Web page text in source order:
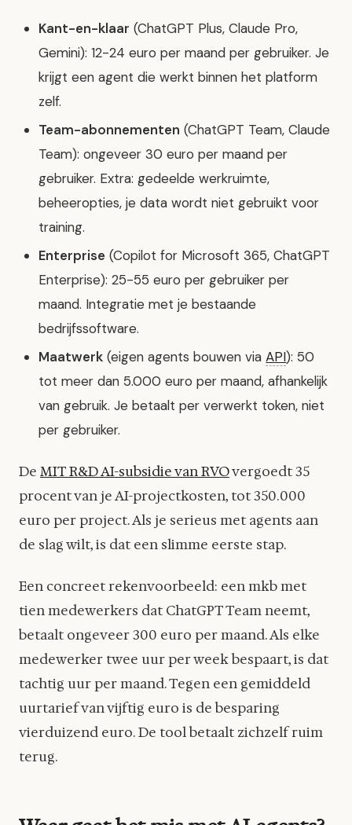
Kant-en-klaar (ChatGPT Plus, Claude Pro,
Gemini): 12-24 euro per maand per gebruiker. Je
krijgt een agent die werkt binnen het platform
zelf.
Team-abonnementen (ChatGPT Team, Claude
Team): ongeveer 30 euro per maand per
gebruiker. Extra: gedeelde werkruimte,
beheeropties, je data wordt niet gebruikt voor
training.
Enterprise (Copilot for Microsoft 365, ChatGPT
Enterprise): 25-55 euro per gebruiker per
maand. Integratie met je bestaande
bedrijfssoftware.
Maatwerk (eigen agents bouwen viaAPI): 50
tot meer dan 5.000 euro per maand, afhankelijk
van gebruik. Je betaalt per verwerkt token, niet
per gebruiker.
De MIT R&D AI-subsidie van RVOvergoedt 35
procent van je AI-projectkosten, tot 350.000
euro per project. Als je serieus met agents aan
de slag wilt, is dat een slimme eerste stap.
Een concreet rekenvoorbeeld: een mkb met
tien medewerkers dat ChatGPT Team neemt,
betaalt ongeveer 300 euro per maand. Als elke
medewerker twee uur per week bespaart, is dat
tachtig uur per maand. Tegen een gemiddeld
uurtarief van vijftig euro is de besparing
vierduizend euro. De tool betaalt zichzelf ruim
terug.